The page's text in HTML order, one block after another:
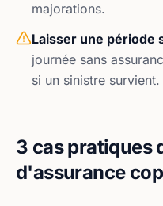
majorations.
Laisser une période
journée sans
si un sinistre survient.
3 cas pratiques
d'assurance